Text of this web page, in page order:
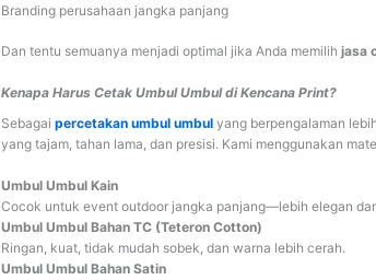
Branding perusahaan jangka panjang
Dan tentu semuanya menjadi optimal jika Anda memilih jasa
Kenapa Harus Cetak Umbul Umbul di Kencana Print?
Sebagai percetakan umbul umbul yang berpengalaman
yang tajam, tahan lama, dan presisi. Kami menggunakan
Umbul Umbul Kain
Cocok untuk event outdoor jangka panjang—lebih elegan
Umbul Umbul Bahan TC (Teteron Cotton)
Ringan, kuat, tidak mudah sobek, dan warna lebih cerah.
Umbul Umbul Bahan Satin